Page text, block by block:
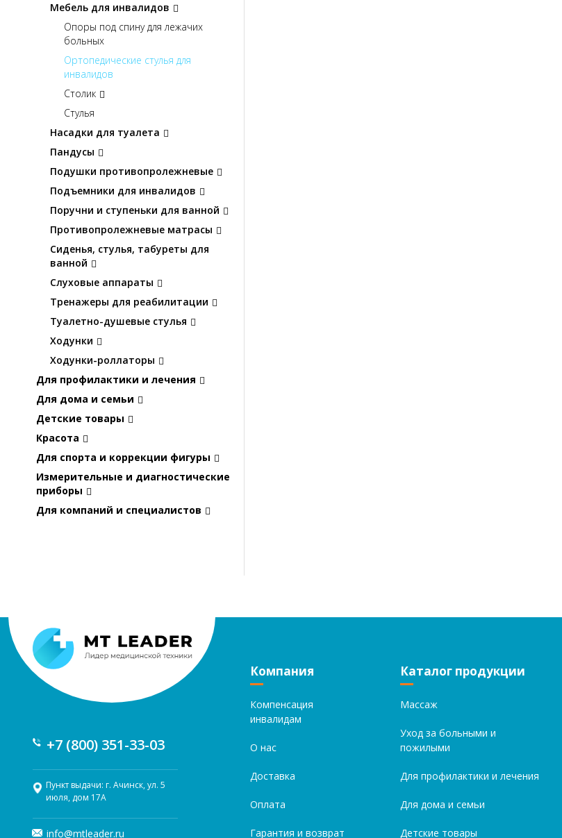
Мебель для инвалидов
Опоры под спину для лежачих
больных
Ортопедические стулья для
инвалидов
Столик
Стулья
Насадки для туалета
Пандусы
Подушки противопролежневые
Подъемники для инвалидов
Поручни и ступеньки для ванной
Противопролежневые матрасы
Сиденья, стулья, табуреты для
ванной
Слуховые аппараты
Тренажеры для реабилитации
Туалетно-душевые стулья
Ходунки
Ходунки-роллаторы
Для профилактики и лечения
Для дома и семьи
Детские товары
Красота
Для спорта и коррекции фигуры
Измерительные и диагностические
приборы
Для компаний и специалистов
+7 (800) 351-33-03
Пункт выдачи: г. Ачинск, ул. 5
июля, дом 17А
info@mtleader.ru
Компания
Компенсация
инвалидам
О нас
Доставка
Оплата
Гарантия и возврат
Каталог продукции
Массаж
Уход за больными и
пожилыми
Для профилактики и лечения
Для дома и семьи
Детские товары